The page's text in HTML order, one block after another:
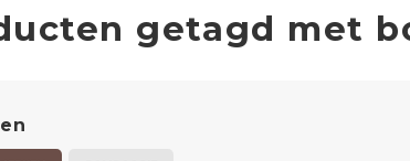
getagd met